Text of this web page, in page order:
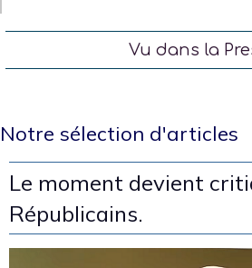
Vu dans la
Notre sélection d'articles
Le moment devient
Républicains.